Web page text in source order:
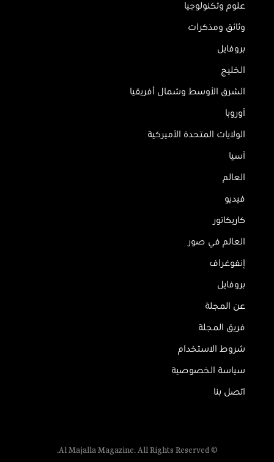
علوم وتكنولوجيا
وثائق ومذكرات
بروفايل
الخليج
الشرق الأوسط وشمال أفريقيا
أوروبا
الولايات المتحدة الأميركية
آسيا
العالم
فيديو
كاريكاتور
العالم في صور
إنفوغراف
بروفايل
عن المجلة
فريق المجلة
شروط الاستخدام
سياسة الخصوصية
اتصل بنا
© Al Majalla Magazine. All Rights Reserved.